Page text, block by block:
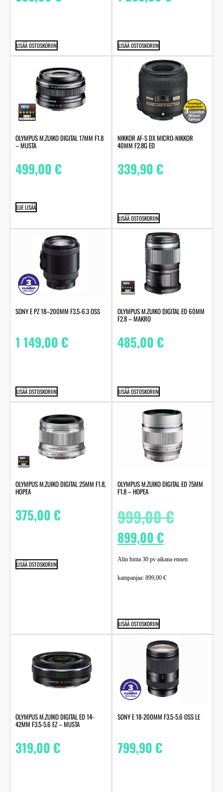
LISÄÄ OSTOSKORIIN LISÄÄ OSTOSKORIIN
OLYMPUS M.ZUIKO DIGITAL 17MM F1.8
– MUSTA
499,00€
LUE LISÄÄ
NIKKOR AF-S DX MICRO-NIKKOR
40MM F2.8G ED
339,90€
LISÄÄ OSTOSKORIIN
SONY E PZ 18–200MM F3.5-6.3 OSS
1 149,00€
LISÄÄ OSTOSKORIIN
OLYMPUS M.ZUIKO DIGITAL ED 60MM
F2.8 – MAKRO
485,00€
LISÄÄ OSTOSKORIIN
OLYMPUS M.ZUIKO DIGITAL 25MM F1.8,
HOPEA
375,00€
LISÄÄ OSTOSKORIIN
OLYMPUS M.ZUIKO DIGITAL ED 75MM
F1.8 – HOPEA
999,00€
899,00€
Alin hinta 30 pv aikana ennen
kampanjaa: 899,00 €
LISÄÄ OSTOSKORIIN
OLYMPUS M.ZUIKO DIGITAL ED 14-
42MM F3.5-5.6 EZ – MUSTA
319,00€
SONY E 18-200MM F3.5-5.6 OSS LE
799,90€